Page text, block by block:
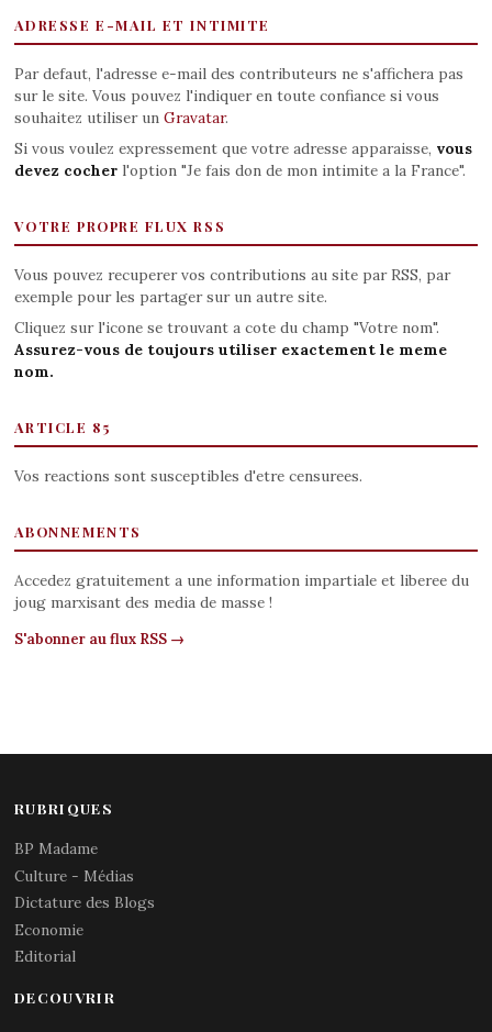
ADRESSE E-MAIL ET INTIMITE
Par defaut, l'adresse e-mail des contributeurs ne s'affichera pas
sur le site. Vous pouvez l'indiquer en toute confiance si vous
souhaitez utiliser un Gravatar.
Si vous voulez expressement que votre adresse apparaisse, vous
devez cocherl'option "Je fais don de mon intimite a la France".
VOTRE PROPRE FLUX RSS
Vous pouvez recuperer vos contributions au site par RSS, par
exemple pour les partager sur un autre site.
Cliquez sur l'icone se trouvant a cote du champ "Votre nom".
Assurez-vous de toujours utiliser exactement le meme
nom.
ARTICLE 85
Vos reactions sont susceptibles d'etre censurees.
ABONNEMENTS
Accedez gratuitement a une information impartiale et liberee du
joug marxisant des media de masse !
S'abonner au flux RSS →
RUBRIQUES
BP Madame
Culture - Médias
Dictature des Blogs
Economie
Editorial
DECOUVRIR